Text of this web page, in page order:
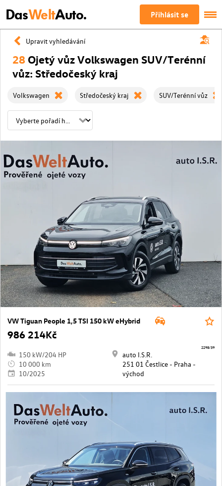
DasWeltAuto. Přihlásit se
Upravit vyhledávání
28 Ojetý vůz Volkswagen SUV/Terénní
vůz: Středočeský kraj
Volkswagen Středočeský kraj SUV/Terénní vůz
VW Tiguan People 1,5 TSI 150 kW eHybrid
986 214Kč
150 kW/204 HP
10 000 km
10/2025
auto I.S.R.
251 01 Čestlice - Praha -
východ
2298/39